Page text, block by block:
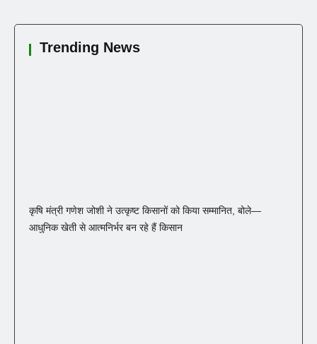
Trending News
कृषि मंत्री गणेश जोशी ने उत्कृष्ट किसानों को किया सम्मानित, बोले—
आधुनिक खेती से आत्मनिर्भर बन रहे हैं किसान